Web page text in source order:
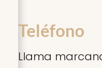
Teléfono
Llama